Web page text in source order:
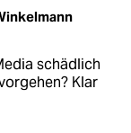
schädlich
Klar